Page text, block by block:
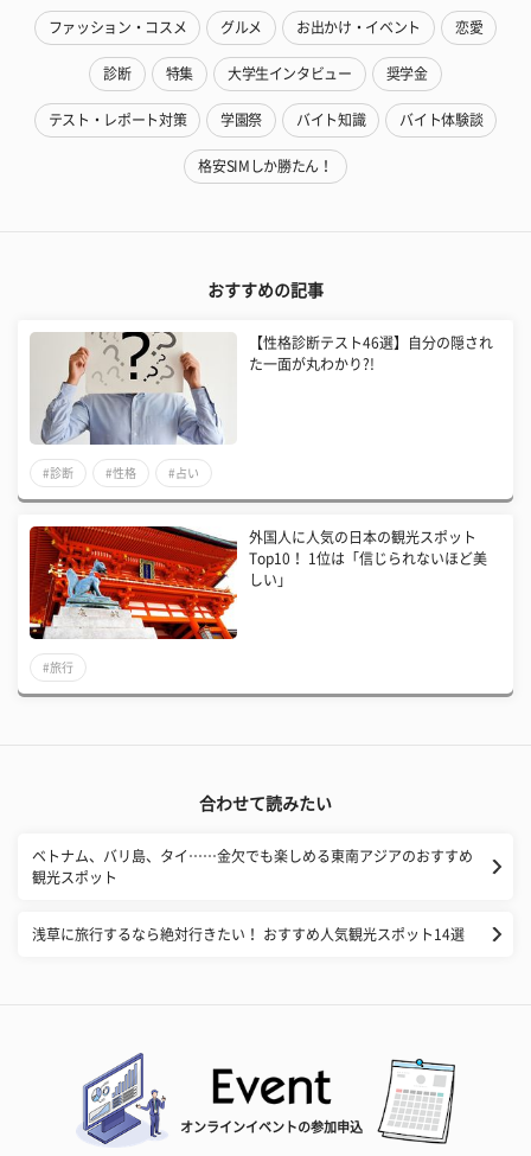
ファッション・コスメ グルメ お出かけ・イベント 恋愛
診断 特集 大学生インタビュー 奨学金
テスト・レポート対策 学園祭 バイト知識 バイト体験談
格安SIMしか勝たん！
おすすめの記事
【性格診断テスト46選】自分の隠され
た一面が丸わかり?!
#診断 #性格 #占い
外国人に人気の日本の観光スポット
Top10！ 1位は「信じられないほど美
しい」
#旅行
合わせて読みたい
ベトナム、バリ島、タイ……金欠でも楽しめる東南アジアのおすすめ
観光スポット
浅草に旅行するなら絶対行きたい！ おすすめ人気観光スポット14選
オンラインイベントの参加申込